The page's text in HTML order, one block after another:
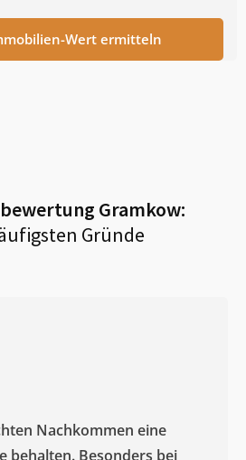
Wert ermitteln
Gramkow:
Gründe
Nachkommen eine
behalten. Besonders bei